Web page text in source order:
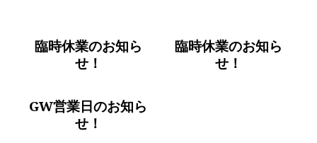
臨時休業のお知ら
せ！
臨時休業のお知ら
せ！
GW営業日のお知ら
せ！